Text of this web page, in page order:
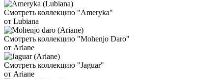
Смотреть коллекцию "Ameryka"
от Lubiana
Смотреть коллекцию "Mohenjo Daro"
от Ariane
Смотреть коллекцию "Jaguar"
от Ariane